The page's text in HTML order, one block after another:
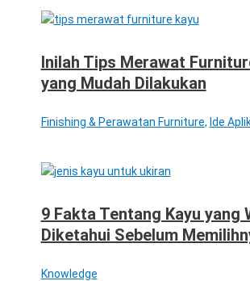
Inilah Tips Merawat
yang Mudah Dilakukan
Finishing & Perawatan Furniture, Ide
9 Fakta Tentang Kayu yang
Diketahui Sebelum
Knowledge